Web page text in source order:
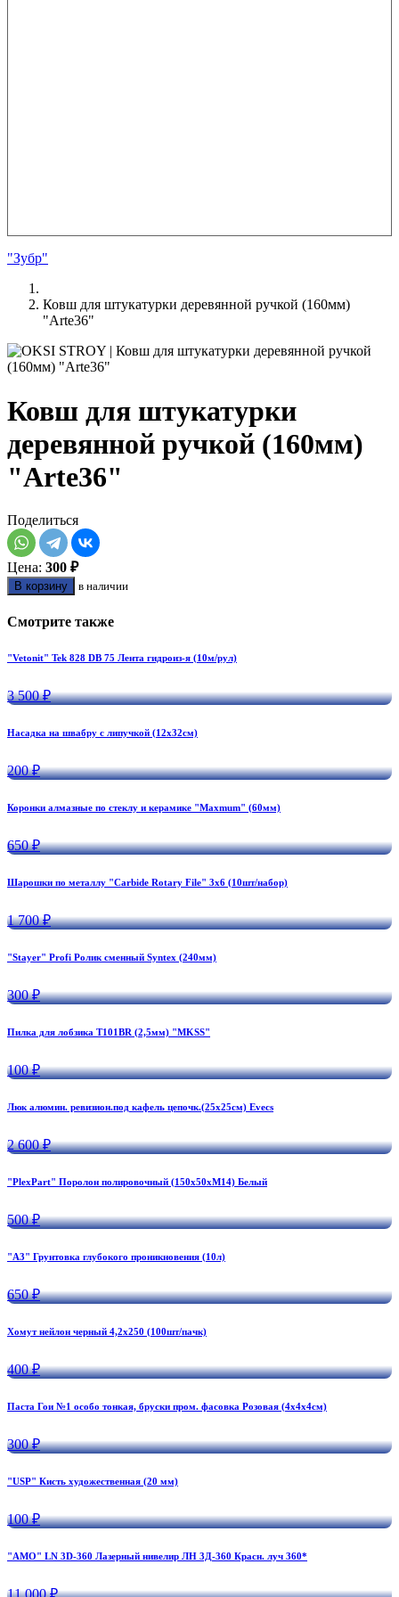
"Зубр"
Ковш для штукатурки деревянной ручкой (160мм)
"Arte36"
Ковш для штукатурки
деревянной ручкой (160мм)
"Arte36"
Поделиться
Цена: 300 ₽
В корзину в наличии
Смотрите также
"Vetonit" Tek 828 DB 75 Лента гидроиз-я (10м/рул)
3 500 ₽
Насадка на швабру с липучкой (12х32см)
200 ₽
Коронки алмазные по стеклу и керамике "Maxmum" (60мм)
650 ₽
Шарошки по металлу "Carbide Rotary File" 3х6 (10шт/набор)
1 700 ₽
"Stayer" Profi Ролик сменный Syntex (240мм)
300 ₽
Пилка для лобзика T101BR (2,5мм) "MKSS"
100 ₽
Люк алюмин. ревизион.под кафель цепочк.(25х25см) Evecs
2 600 ₽
"PlexPart" Поролон полировочный (150х50хМ14) Белый
500 ₽
"А3" Грунтовка глубокого проникновения (10л)
650 ₽
Хомут нейлон черный 4,2х250 (100шт/пачк)
400 ₽
Паста Гои №1 особо тонкая, бруски пром. фасовка Розовая (4х4х4см)
300 ₽
"USP" Кисть художественная (20 мм)
100 ₽
"AMO" LN 3D-360 Лазерный нивелир ЛН 3Д-360 Красн. луч 360*
11 000 ₽